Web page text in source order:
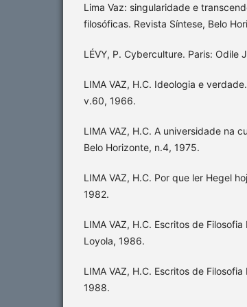
Lima Vaz: singularidade e
filosóficas. Revista Síntese, Belo
LÉVY, P. Cyberculture. Paris: Odile
LIMA VAZ, H.C. Ideologia e
v.60, 1966.
LIMA VAZ, H.C. A universidade na
Belo Horizonte, n.4, 1975.
LIMA VAZ, H.C. Por que ler Hegel
1982.
LIMA VAZ, H.C. Escritos de
Loyola, 1986.
LIMA VAZ, H.C. Escritos de
1988.